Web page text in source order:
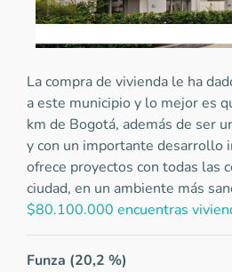
La compra de vivienda le ha
a este municipio y lo mejor es
km de Bogotá, además de ser
y con un importante desarrollo
ofrece proyectos con todas las
ciudad, en un ambiente más
$80.100.000 encuentras
Funza (20,2 %)